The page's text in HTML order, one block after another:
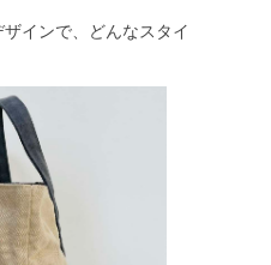
インで、どんなスタイ